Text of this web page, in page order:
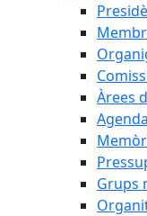
Àrees
Grups